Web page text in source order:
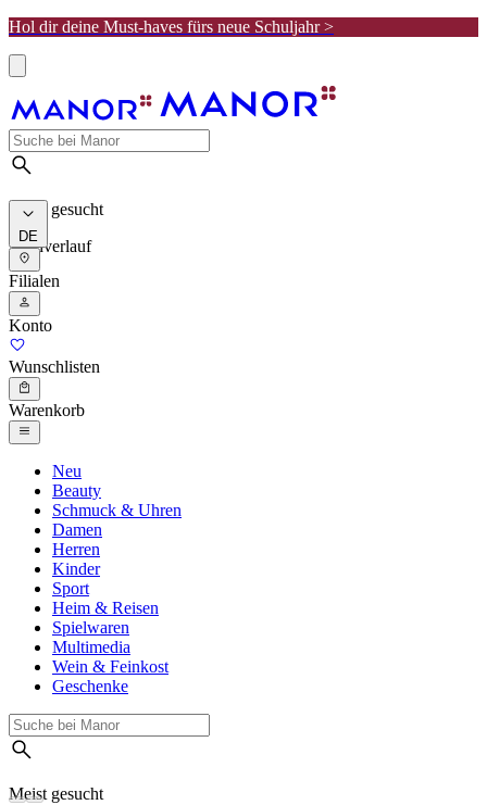
Hol dir deine Must-haves fürs neue Schuljahr >
Meist gesucht
Suchverlauf
DE
Filialen
Konto
Wunschlisten
Warenkorb
Neu
Beauty
Schmuck & Uhren
Damen
Herren
Kinder
Sport
Heim & Reisen
Spielwaren
Multimedia
Wein & Feinkost
Geschenke
Meist gesucht